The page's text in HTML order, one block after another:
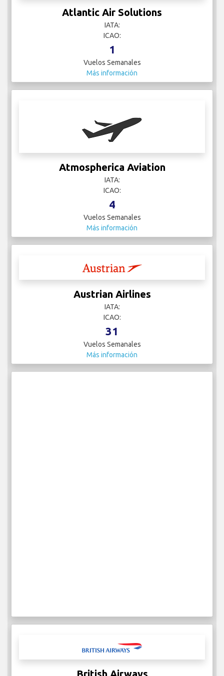
Atlantic Air Solutions
IATA:
ICAO:
1
Vuelos Semanales
Más información
Atmospherica Aviation
IATA:
ICAO:
4
Vuelos Semanales
Más información
Austrian Airlines
IATA:
ICAO:
31
Vuelos Semanales
Más información